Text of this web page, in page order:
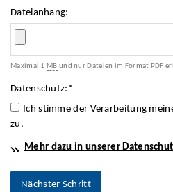
Dateianhang:
Maximal 1 MB und nur Dateien im Format PDF
Datenschutz: *
Ich stimme der Verarbeitung
zu.
Mehr dazu in unserer